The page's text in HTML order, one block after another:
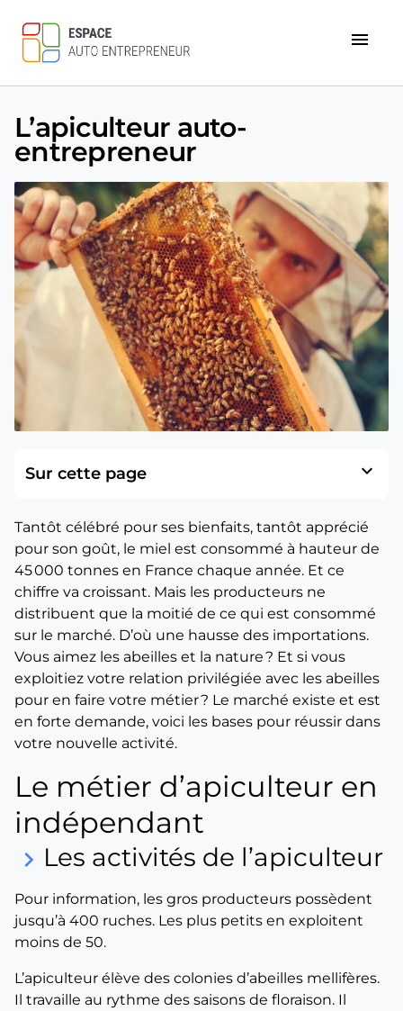
menu
L’apiculteur auto-
entrepreneur
Sur cette page expand_more
Tantôt célébré pour ses bienfaits, tantôt apprécié
pour son goût, le miel est consommé à hauteur de
45 000 tonnes en France chaque année. Et ce
chiffre va croissant. Mais les producteurs ne
distribuent que la moitié de ce qui est consommé
sur le marché. D’où une hausse des importations.
Vous aimez les abeilles et la nature ? Et si vous
exploitiez votre relation privilégiée avec les abeilles
pour en faire votre métier ? Le marché existe et est
en forte demande, voici les bases pour réussir dans
votre nouvelle activité.
Le métier d’apiculteur en
indépendant
keyboard_arrow_right Les activités de l’apiculteur
Pour information, les gros producteurs possèdent
jusqu’à 400 ruches. Les plus petits en exploitent
moins de 50.
L’apiculteur élève des colonies d’abeilles mellifères.
Il travaille au rythme des saisons de floraison. Il